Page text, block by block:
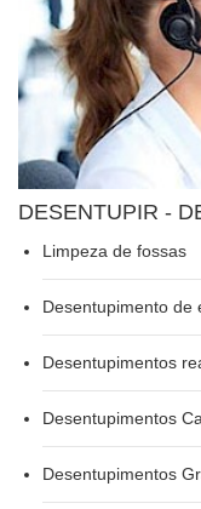
DESENTUPIR -
Limpeza de fossas
Desentupimento de
Desentupimentos
Desentupimentos
Desentupimentos